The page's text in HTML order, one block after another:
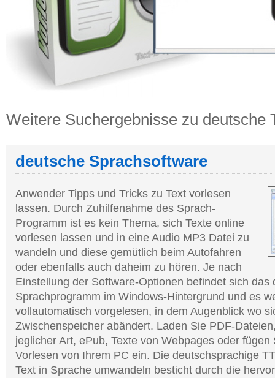
Weitere Suchergebnisse zu deutsche
deutsche Sprachsoftware
Anwender Tipps und Tricks zu Text vorlesen
lassen. Durch Zuhilfenahme des Sprach-
Programm ist es kein Thema, sich Texte online
vorlesen lassen und in eine Audio MP3 Datei zu
wandeln und diese gemütlich beim Autofahren
oder ebenfalls auch daheim zu hören. Je nach
Einstellung der Software-Optionen befindet sich das
Sprachprogramm im Windows-Hintergrund und es
vollautomatisch vorgelesen, in dem Augenblick wo
Zwischenspeicher abändert. Laden Sie PDF-
jeglicher Art, ePub, Texte von Webpages oder fügen
Vorlesen von Ihrem PC ein. Die deutschsprachige
Text in Sprache umwandeln besticht durch die